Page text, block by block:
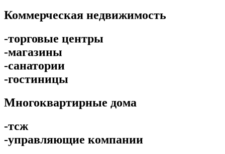
Коммерческая недвижимость
-торговые центры
-магазины
-санатории
-гостиницы
Многоквартирные дома
-тсж
-управляющие компании